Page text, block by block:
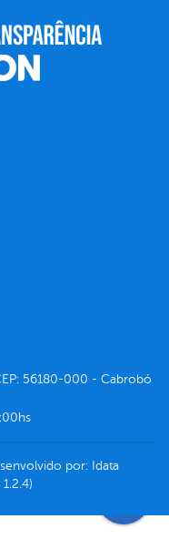
56180-000 - Cabrobó
por: Idata